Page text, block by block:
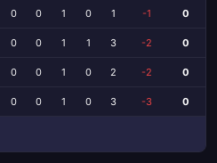
0 0 1 0 1 -1 0
0 0 1 1 3 -2 0
0 0 1 0 2 -2 0
0 0 1 0 3 -3 0